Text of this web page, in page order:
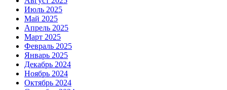
Июль 2025
Май 2025
Апрель 2025
Март 2025
Февраль 2025
Январь 2025
Декабрь 2024
Ноябрь 2024
Октябрь 2024